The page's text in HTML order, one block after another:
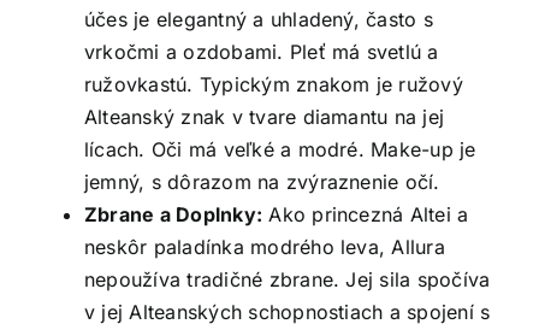
účes je elegantný a uhladený, často s
vrkočmi a ozdobami. Pleť má svetlú a
ružovkastú. Typickým znakom je ružový
Alteanský znak v tvare diamantu na jej
lícach. Oči má veľké a modré. Make-up je
jemný, s dôrazom na zvýraznenie očí.
Zbrane a Doplnky: Ako princezná Altei a
neskôr paladínka modrého leva, Allura
nepoužíva tradičné zbrane. Jej sila spočíva
v jej Alteanských schopnostiach a spojení s